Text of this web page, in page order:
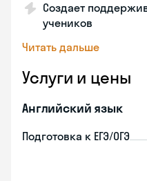
Создает
учеников
Читать дальше
Услуги и цены
Английский язык
Подготовка к ЕГЭ/ОГЭ